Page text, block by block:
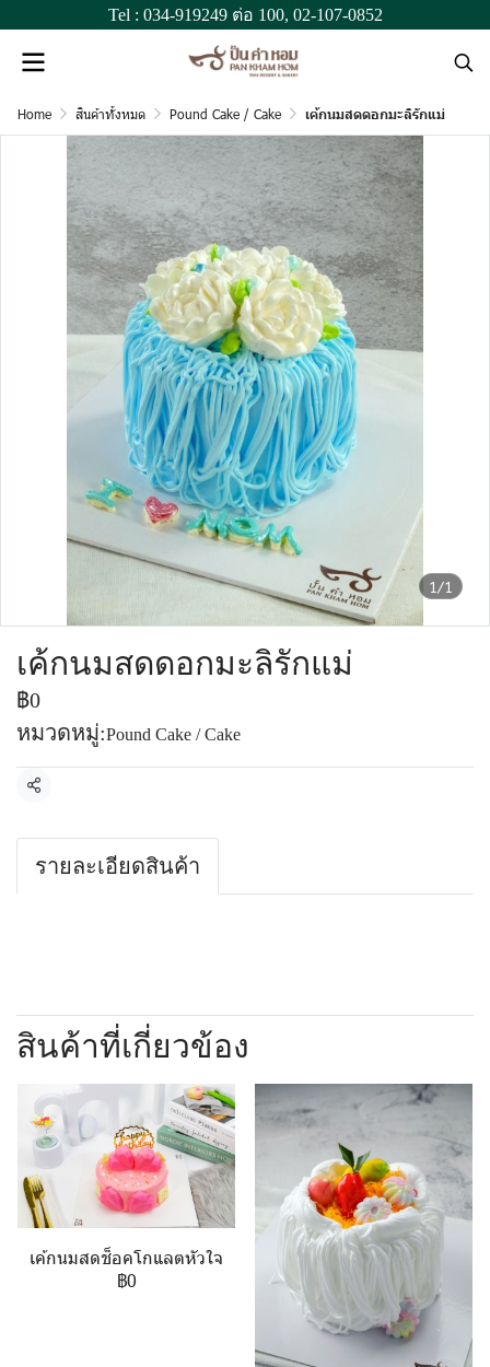
Tel : 034-919249ต่อ 100, 02-107-0852
Home สินค้าทั้งหมด Pound Cake / Cake เค้กนมสดดอกมะลิรักแม่
1/1
เค้กนมสดดอกมะลิรักแม่
฿0
หมวดหมู่:Pound Cake / Cake
แชร์
รายละเอียดสินค้า
สินค้าที่เกี่ยวข้อง
เค้กนมสดช็อคโกแลตหัวใจ
฿0